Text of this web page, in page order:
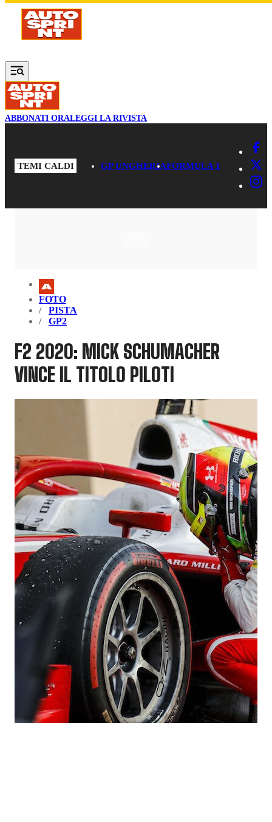
Vai al contenuto principale
ABBONATI ORALEGGI LA RIVISTA
TEMI CALDI GP UNGHERIAFORMULA 1
FOTO
PISTA
GP2
F2 2020: MICK SCHUMACHER
VINCE IL TITOLO PILOTI